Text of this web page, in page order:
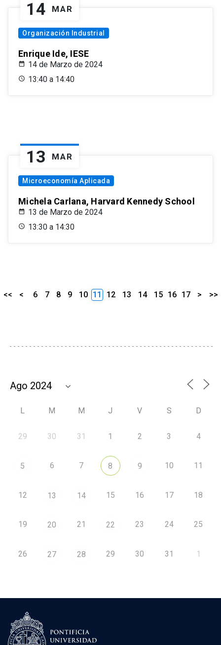
14 MAR
Organización Industrial
Enrique Ide, IESE
14 de Marzo de 2024
13:40 a 14:40
13 MAR
Microeconomía Aplicada
Michela Carlana, Harvard Kennedy School
13 de Marzo de 2024
13:30 a 14:30
<< < 6 7 8 9 10 11 12 13 14 15 16 17 > >>
L M M J V S D
29 30 31 1 2 3 4
5 6 7 8 9 10 11
12 13 14 15 16 17 18
19 20 21 22 23 24 25
26 27 28 29 30 31 1